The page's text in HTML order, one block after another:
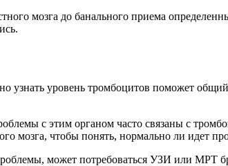
мозга до банального приема
уровень тромбоцитов поможет
с этим органом часто связаны с
мозга, чтобы понять, нормально ли идет
может потребоваться УЗИ или МРТ